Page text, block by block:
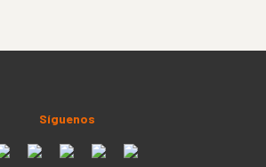
Síguenos